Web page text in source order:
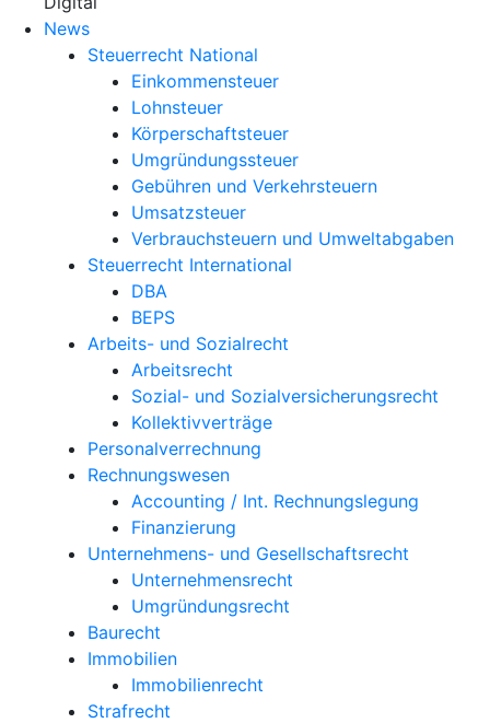
News
Steuerrecht National
Einkommensteuer
Lohnsteuer
Körperschaftsteuer
Umgründungssteuer
Gebühren und Verkehrsteuern
Umsatzsteuer
Verbrauchsteuern und Umweltabgaben
Steuerrecht International
DBA
BEPS
Arbeits- und Sozialrecht
Arbeitsrecht
Sozial- und Sozialversicherungsrecht
Kollektivverträge
Personalverrechnung
Rechnungswesen
Accounting / Int. Rechnungslegung
Finanzierung
Unternehmens- und Gesellschaftsrecht
Unternehmensrecht
Umgründungsrecht
Baurecht
Immobilien
Immobilienrecht
Strafrecht